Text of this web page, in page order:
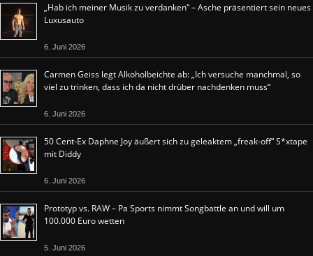
„Hab ich meiner Musik zu verdanken“ – Asche präsentiert sein neues
Luxusauto
6. Juni 2026
Carmen Geiss legt Alkoholbeichte ab: „Ich versuche manchmal, so
viel zu trinken, dass ich da nicht drüber nachdenken muss“
6. Juni 2026
50 Cent-Ex Daphne Joy äußert sich zu geleaktem „freak-off“ S*xtape
mit Diddy
6. Juni 2026
Prototyp vs. RAW – Pa Sports nimmt Songbattle an und will um
100.000 Euro wetten
5. Juni 2026